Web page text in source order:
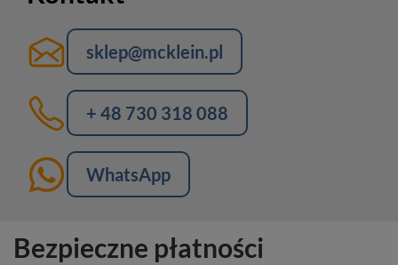
sklep@mcklein.pl
+ 48 730 318 088
WhatsApp
Bezpieczne płatności